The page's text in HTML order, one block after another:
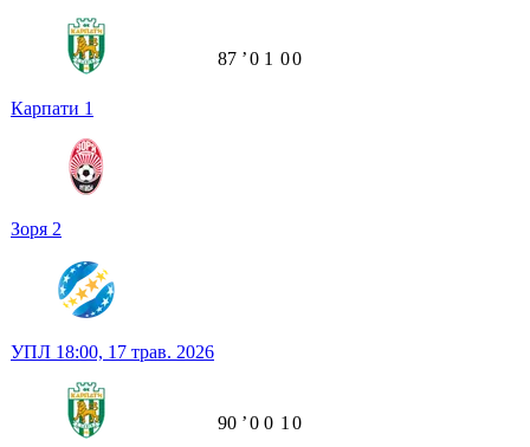
Карпати 1
Зоря 2
87 ʼ0 1 00
УПЛ 18:00, 17 трав. 2026
90 ʼ0 0 1 0